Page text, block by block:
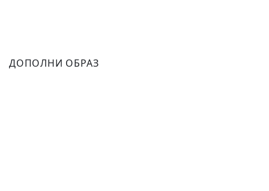
ДОПОЛНИ ОБРАЗ